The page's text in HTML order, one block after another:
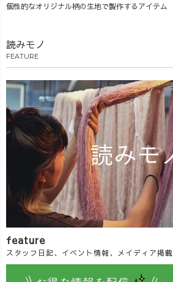
個性的なオリジナル柄の生地で製作するアイテム
読みモノ
FEATURE
feature
スタッフ日記、イベント情報、メイディア掲載